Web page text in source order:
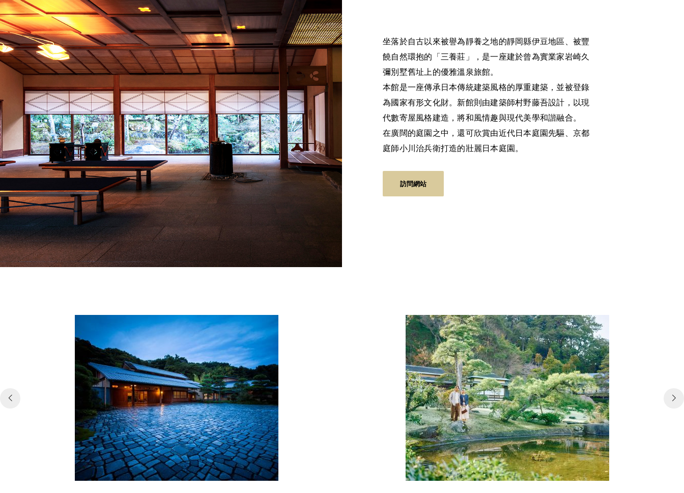
坐落於自古以來被譽為靜養之地的靜岡縣伊豆地區、被豐
饒自然環抱的「三養莊」，是一座建於曾為實業家岩崎久
彌別墅舊址上的優雅溫泉旅館。
本館是一座傳承日本傳統建築風格的厚重建築，並被登錄
為國家有形文化財。新館則由建築師村野藤吾設計，以現
代數寄屋風格建造，將和風情趣與現代美學和諧融合。
在廣闊的庭園之中，還可欣賞由近代日本庭園先驅、京都
庭師小川治兵衛打造的壯麗日本庭園。
訪問網站